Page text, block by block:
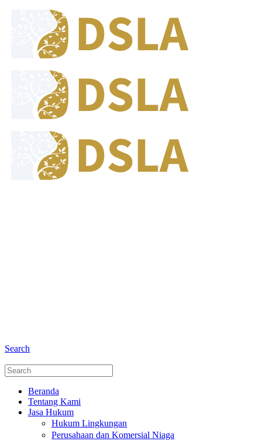
Search
Beranda
Tentang Kami
Jasa Hukum
Hukum Lingkungan
Perusahaan dan Komersial Niaga